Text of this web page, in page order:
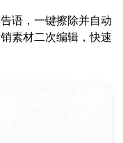
语，一键擦除并自动
素材二次编辑，快速